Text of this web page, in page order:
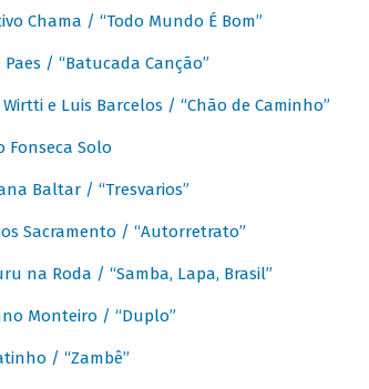
Chama / “Todo Mundo É Bom”
Paes / “Batucada Canção”
e Luis Barcelos / “Chão de Caminho”
Fonseca Solo
Baltar / “Tresvarios”
Sacramento / “Autorretrato”
na Roda / “Samba, Lapa, Brasil”
Monteiro / “Duplo”
/ “Zambê”